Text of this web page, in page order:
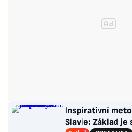
Inspirativní
Slavie: Základ je